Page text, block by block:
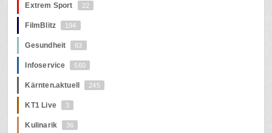
Extrem Sport 22
FilmBlitz 194
Gesundheit 63
Infoservice 560
Kärnten.aktuell 245
KT1 Live 3
Kulinarik 36